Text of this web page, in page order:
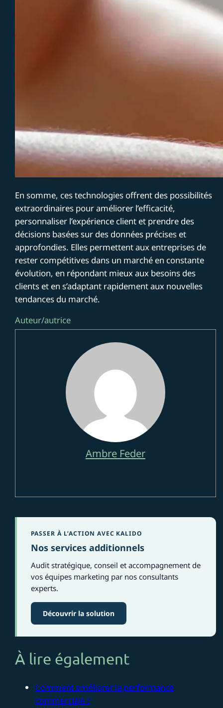
En somme, ces technologies offrent des possibilités
extraordinaires pour améliorer l’efficacité,
personnaliser l’expérience client et prendre des
décisions basées sur des données précises et
approfondies. Elles permettent aux entreprises de
rester compétitives dans un marché en constante
évolution, en répondant mieux aux besoins des
clients et en s’adaptant rapidement aux nouvelles
tendances du marché.
Auteur/autrice
Ambre Feder
PASSER À L’ACTION AVEC KALIDO
Nos services additionnels
Audit stratégique, conseil et accompagnement de
vos équipes marketing par nos consultants
experts.
Découvrir la solution
À lire également
Comment améliorer la performance
commerciale ?